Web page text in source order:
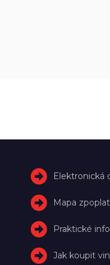
Elektronická
Mapa
Praktické
Jak koupit